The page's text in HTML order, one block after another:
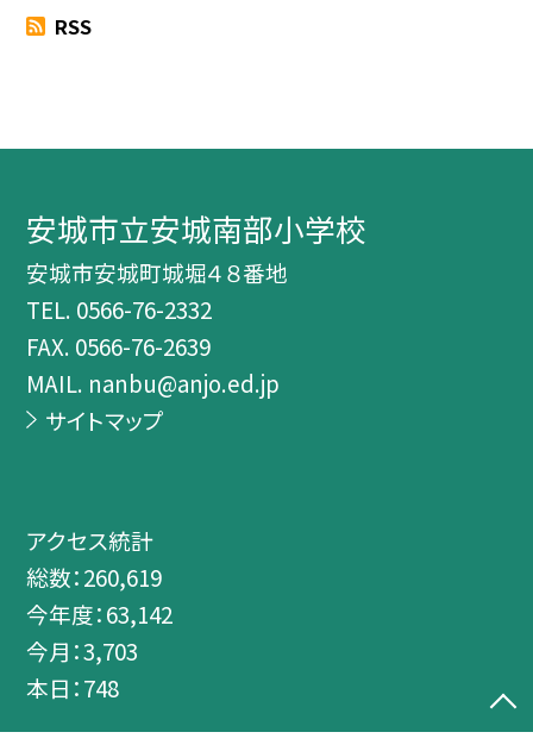
RSS
安城市立安城南部小学校
安城市安城町城堀４８番地
TEL. 0566-76-2332
FAX. 0566-76-2639
MAIL. nanbu@anjo.ed.jp
サイトマップ
アクセス統計
総数：260,619
今年度：63,142
今月：3,703
本日：748